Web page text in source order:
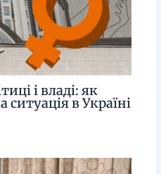
і владі: як
ситуація в Україні